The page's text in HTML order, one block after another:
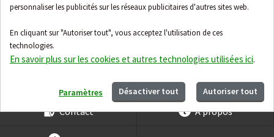
personnaliser les publicités sur les réseaux publicitaires d'autres sites web.
En cliquant sur "Autoriser tout", vous acceptez l'utilisation de ces
technologies.
En savoir plus sur les cookies et autres technologies utilisées ici.
Paramètres Désactiver tout Autoriser tout
Honeywell Evohome
Contact À propos